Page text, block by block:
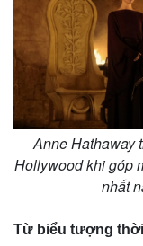
Anne Hathaway
Hollywood khi góp
nhất
Từ biểu tượng